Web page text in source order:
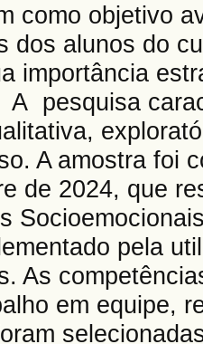
como objetivo
dos alunos do
importância
pesquisa
A amostra foi
de 2024, que
pela
As
em equipe,